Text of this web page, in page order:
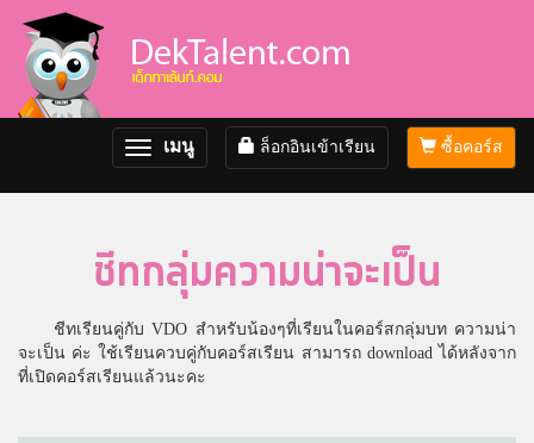
ซื้อคอร์ส
ล็อกอินเข้าเรียน
Toggle
navigation
เมนู
ชีทกลุ่มความน่าจะเป็น
ชีทเรียนคู่กับ VDO สำหรับน้องๆที่เรียนในคอร์สกลุ่มบท ความน่า
จะเป็น ค่ะ ใช้เรียนควบคู่กับคอร์สเรียน สามารถ download ได้หลังจาก
ที่เปิดคอร์สเรียนแล้วนะคะ